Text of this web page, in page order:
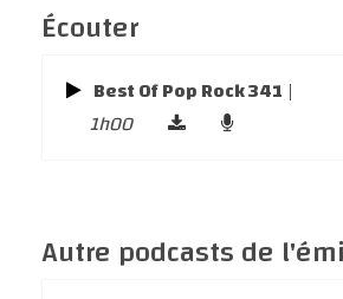
Écouter
Best Of Pop Rock 341 |
1h00
Autre podcasts de